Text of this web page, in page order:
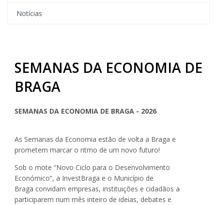
Notícias
SEMANAS DA ECONOMIA DE
BRAGA
SEMANAS DA ECONOMIA DE BRAGA - 2026
As Semanas da Economia estão de volta a Braga e
prometem marcar o ritmo de um novo futuro!
Sob o mote “Novo Ciclo para o Desenvolvimento
Económico”, a InvestBraga e o Município de
Braga convidam empresas, instituições e cidadãos a
participarem num mês inteiro de ideias, debates e